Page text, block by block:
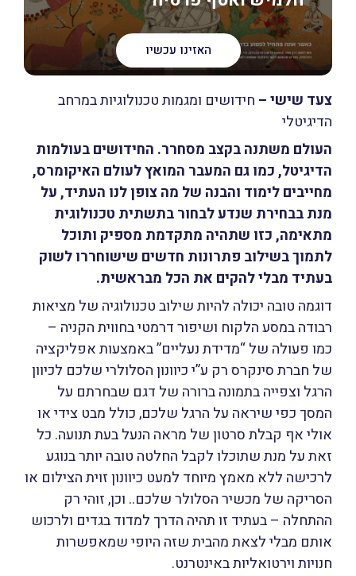
האזינו עכשיו
צעד שישי– חידושים ומגמות טכנולוגיות במרחב
הדיגיטלי
העולם משתנה בקצב מסחרר. החידושים בעולמות
הדיגיטל, כמו גם המעבר המואץ לעולם האיקומרס,
מחייבים לימוד והבנה של מה צופן לנו העתיד, על
מנת בבחירת שנדע לבחור בתשתית טכנולוגית
מתאימה, כזו שתהיה מתקדמת מספיק ותוכל
לתמוך בשילוב פתרונות חדשים שישוחררו לשוק
בעתיד מבלי להקים את הכל מבראשית.
דוגמה טובה יכולה להיות שילוב טכנולוגיה של מציאות
רבודה במסע הלקוח ושיפור דרמטי בחווית הקניה –
כמו פעולה של “מדידת נעליים” באמצעות אפליקציה
של חברת סינקרס רק ע”י כיוונון הסלולרי שלכם לכיוון
הרגל וצפייה בתמונה ברורה של דגם שבחרתם על
המסך כפי שיראה על הרגל שלכם, כולל מבט צידי או
אולי אף קבלת סרטון של מראה הנעל בעת תנועה. כל
זאת על מנת שתוכלו לקבל החלטה טובה יותר בנוגע
לרכישה ללא מאמץ מיוחד למעט כיוונון זוית הצילום או
הסריקה של מכשיר הסלולר שלכם.. וכן, זוהי רק
ההתחלה – בעתיד זו תהיה הדרך למדוד בגדים ולרכוש
אותם מבלי לצאת מהבית שזה היופי שמאפשרות
חנויות וירטואליות באינטרנט.